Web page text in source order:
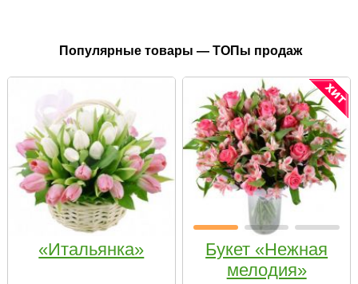
Популярные товары — ТОПы продаж
«Итальянка»
Букет «Нежная
мелодия»